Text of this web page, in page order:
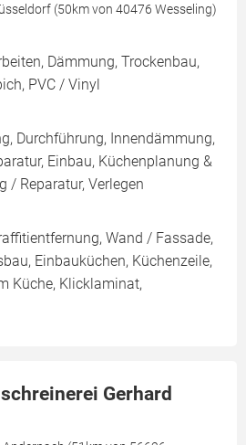
(50km von 40476 Wesseling)
Dämmung, Trockenbau,
PVC / Vinyl
Durchführung, Innendämmung,
Einbau, Küchenplanung &
/ Reparatur, Verlegen
Wand / Fassade,
Einbauküchen, Küchenzeile,
Küche, Klicklaminat,
Gerhard